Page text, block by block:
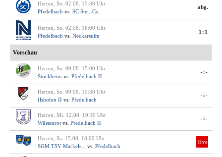
Herren, So. 02.08. 15:30 Uhr
Pfedelbach vs. SC Stei.-Co.
abg.
Herren, So. 02.08. 16:00 Uhr
Pfedelbach vs. Neckarsulm
1:1
Vorschau
Herren, So. 09.08. 15:00 Uhr
Stockheim vs. Pfedelbach II
-:-
Herren, So. 09.08. 15:30 Uhr
Ilshofen II vs. Pfedelbach
-:-
Herren, Mi. 12.08. 19:30 Uhr
Wüstenrot vs. Pfedelbach II
-:-
Herren, Sa. 15.08. 18:00 Uhr
SGM TSV Markels...
vs. Pfedelbach
live